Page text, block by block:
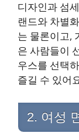
디자인과 섬
랜드와 차별
는 물론이고,
은 사람들이
우스를 선택
즐길 수 있어
2. 여성